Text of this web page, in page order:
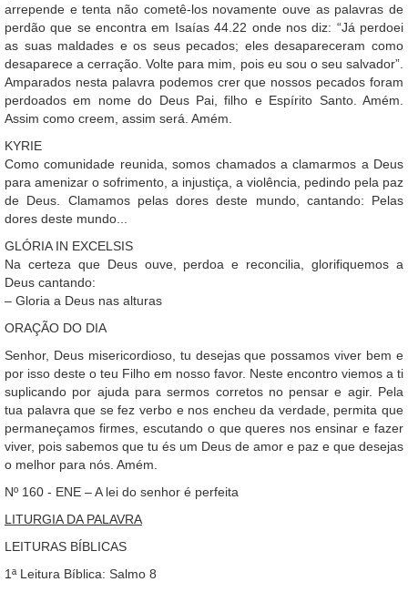
arrepende e tenta não cometê-los novamente ouve as palavras de
perdão que se encontra em Isaías 44.22 onde nos diz: “Já perdoei
as suas maldades e os seus pecados; eles desapareceram como
desaparece a cerração. Volte para mim, pois eu sou o seu salvador”.
Amparados nesta palavra podemos crer que nossos pecados foram
perdoados em nome do Deus Pai, filho e Espírito Santo. Amém.
Assim como creem, assim será. Amém.
KYRIE
Como comunidade reunida, somos chamados a clamarmos a Deus
para amenizar o sofrimento, a injustiça, a violência, pedindo pela paz
de Deus. Clamamos pelas dores deste mundo, cantando: Pelas
dores deste mundo...
GLÓRIA IN EXCELSIS
Na certeza que Deus ouve, perdoa e reconcilia, glorifiquemos a
Deus cantando:
– Gloria a Deus nas alturas
ORAÇÃO DO DIA
Senhor, Deus misericordioso, tu desejas que possamos viver bem e
por isso deste o teu Filho em nosso favor. Neste encontro viemos a ti
suplicando por ajuda para sermos corretos no pensar e agir. Pela
tua palavra que se fez verbo e nos encheu da verdade, permita que
permaneçamos firmes, escutando o que queres nos ensinar e fazer
viver, pois sabemos que tu és um Deus de amor e paz e que desejas
o melhor para nós. Amém.
Nº 160 - ENE – A lei do senhor é perfeita
LITURGIA DA PALAVRA
LEITURAS BÍBLICAS
1ª Leitura Bíblica: Salmo 8